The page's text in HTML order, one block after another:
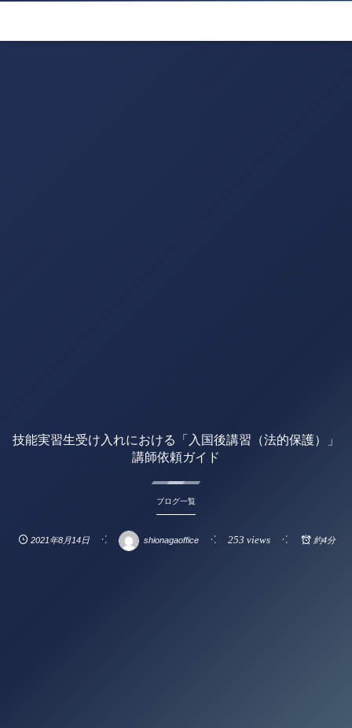
技能実習生受け入れにおける「入国後講習（法的保護）」
講師依頼ガイド
ブログ一覧
2021年8月14日 shionagaoffice 253 views 約4分